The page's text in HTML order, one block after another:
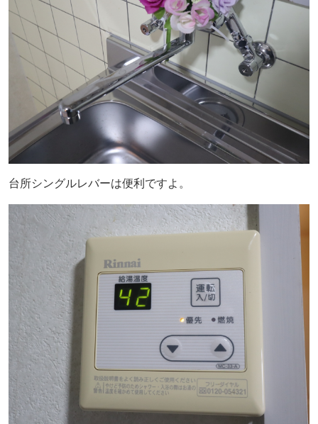
台所シングルレバーは便利ですよ。